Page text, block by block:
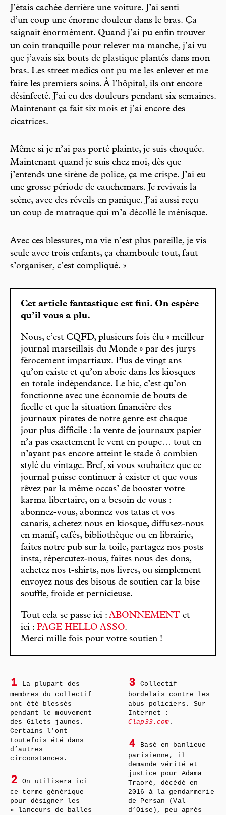
J’étais cachée derrière une voiture. J’ai senti
d’un coup une énorme douleur dans le bras. Ça
saignait énormément. Quand j’ai pu enfin trouver
un coin tranquille pour relever ma manche, j’ai vu
que j’avais six bouts de plastique plantés dans mon
bras. Les street medics ont pu me les enlever et me
faire les premiers soins. À l’hôpital, ils ont encore
désinfecté. J’ai eu des douleurs pendant six semaines.
Maintenant ça fait six mois et j’ai encore des
cicatrices.
Même si je n’ai pas porté plainte, je suis choquée.
Maintenant quand je suis chez moi, dès que
j’entends une sirène de police, ça me crispe. J’ai eu
une grosse période de cauchemars. Je revivais la
scène, avec des réveils en panique. J’ai aussi reçu
un coup de matraque qui m’a décollé le ménisque.
Avec ces blessures, ma vie n’est plus pareille, je vis
seule avec trois enfants, ça chamboule tout, faut
s’organiser, c’est compliqué. »
Cet article fantastique est fini. On espère
qu’il vous a plu.
Nous, c’est CQFD, plusieurs fois élu « meilleur
journal marseillais du Monde » par des jurys
férocement impartiaux. Plus de vingt ans
qu’on existe et qu’on aboie dans les kiosques
en totale indépendance. Le hic, c’est qu’on
fonctionne avec une économie de bouts de
ficelle et que la situation financière des
journaux pirates de notre genre est chaque
jour plus difficile : la vente de journaux papier
n’a pas exactement le vent en poupe… tout en
n’ayant pas encore atteint le stade ô combien
stylé du vintage. Bref, si vous souhaitez que ce
journal puisse continuer à exister et que vous
rêvez par la même occas’ de booster votre
karma libertaire, on a besoin de vous :
abonnez-vous, abonnez vos tatas et vos
canaris, achetez nous en kiosque, diffusez-nous
en manif, cafés, bibliothèque ou en librairie,
faites notre pub sur la toile, partagez nos posts
insta, répercutez-nous, faites nous des dons,
achetez nos t-shirts, nos livres, ou simplement
envoyez nous des bisous de soutien car la bise
souffle, froide et pernicieuse.
Tout cela se passe ici : ABONNEMENT et
ici : PAGE HELLO ASSO.
Merci mille fois pour votre soutien !
1
La plupart des
membres du collectif
ont été blessés
pendant le mouvement
des Gilets jaunes.
Certains l’ont
toutefois été dans
d’autres
circonstances.
2
On utilisera ici
ce terme générique
pour désigner les
« lanceurs de balles
3
Collectif
bordelais contre les
abus policiers. Sur
Internet :
Clap33.com .
4
Basé en banlieue
parisienne, il
demande vérité et
justice pour Adama
Traoré, décédé en
2016 à la gendarmerie
de Persan (Val-
d’Oise), peu après